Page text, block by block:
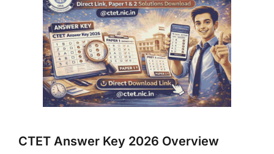
CTET Answer Key 2026 Overview